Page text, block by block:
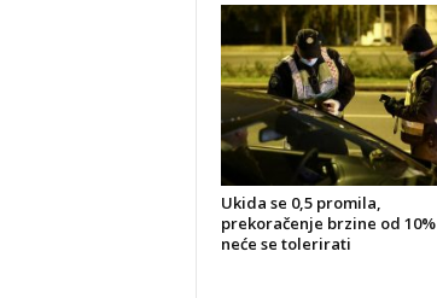
Ukida se 0,5 promila,
prekoračenje brzine od 10%
neće se tolerirati